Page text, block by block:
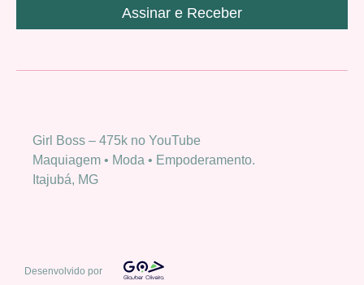
Girl Boss – 475k no YouTube
Maquiagem • Moda • Empoderamento.
Itajubá, MG
Assinar e Receber
Desenvolvido por